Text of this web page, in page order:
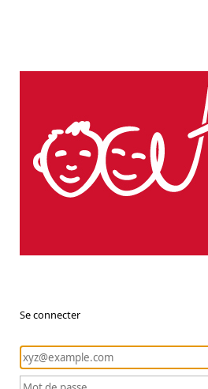
Se connecter